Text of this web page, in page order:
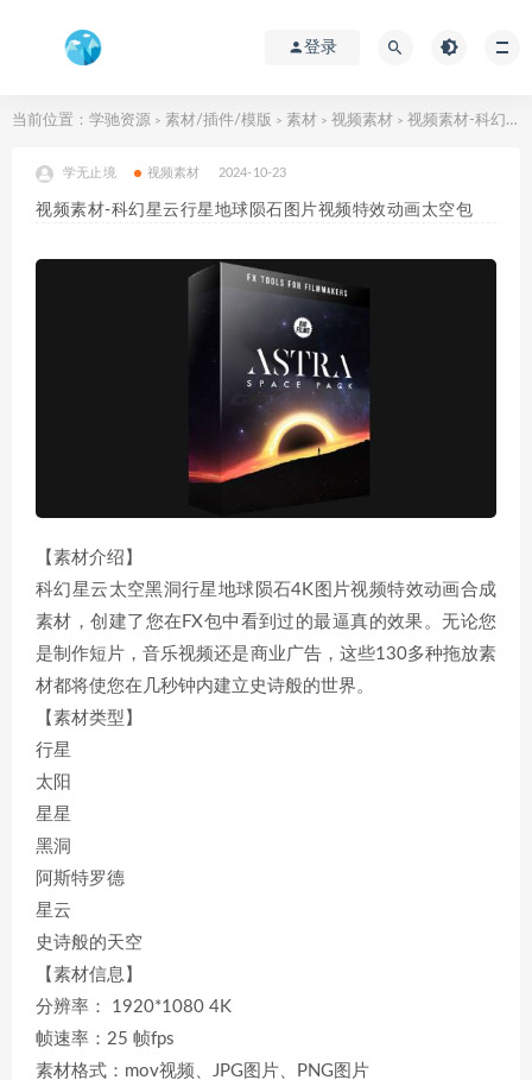
登录
当前位置： 学驰资源 > 素材/插件/模版 > 素材 > 视频素材 > 视频素材-科幻星云行星地球陨石图片视频特效动画太空包
学无止境 视频素材 2024-10-23
视频素材-科幻星云行星地球陨石图片视频特效动画太空包
【素材介绍】
科幻星云太空黑洞行星地球陨石4K图片视频特效动画合成
素材，创建了您在FX包中看到过的最逼真的效果。无论您
是制作短片，音乐视频还是商业广告，这些130多种拖放素
材都将使您在几秒钟内建立史诗般的世界。
【素材类型】
行星
太阳
星星
黑洞
阿斯特罗德
星云
史诗般的天空
【素材信息】
分辨率： 1920*1080 4K
帧速率：25 帧fps
素材格式：mov视频、JPG图片、PNG图片